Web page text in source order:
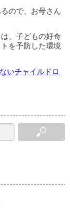
ので、お母さん
、子どもの好奇
を予防した環境
いチャイルドロ